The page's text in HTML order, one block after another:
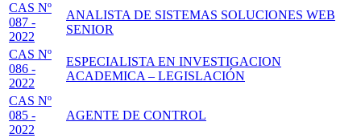
CAS Nº
087 -
2022
ANALISTA DE SISTEMAS SOLUCIONES WEB
SENIOR
CAS Nº
086 -
2022
ESPECIALISTA EN INVESTIGACION
ACADEMICA – LEGISLACIÓN
CAS Nº
085 -
2022
AGENTE DE CONTROL